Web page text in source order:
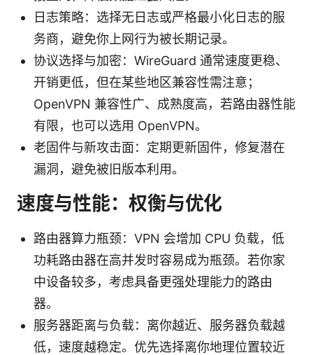
日志策略：选择无日志或严格最小化日志的服
务商，避免你上网行为被长期记录。
协议选择与加密：WireGuard 通常速度更稳、
开销更低，但在某些地区兼容性需注意；
OpenVPN 兼容性广、成熟度高，若路由器性能
有限，也可以选用 OpenVPN。
老固件与新攻击面：定期更新固件，修复潜在
漏洞，避免被旧版本利用。
速度与性能：权衡与优化
路由器算力瓶颈：VPN 会增加 CPU 负载，低
功耗路由器在高并发时容易成为瓶颈。若你家
中设备较多，考虑具备更强处理能力的路由
器。
服务器距离与负载：离你越近、服务器负载越
低，速度越稳定。优先选择离你地理位置较近